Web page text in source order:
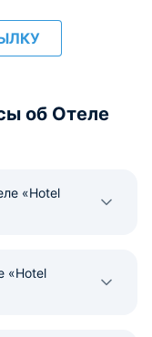
об Отеле
«Hotel
«Hotel